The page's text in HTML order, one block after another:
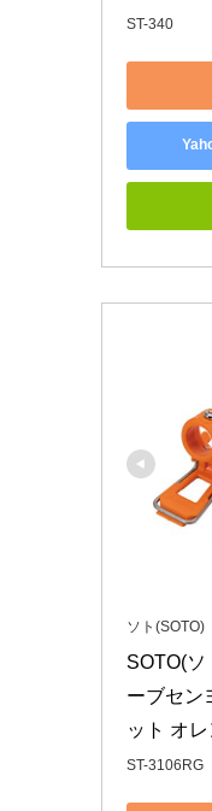
ST-340
ソト(SOTO)
SOTO(ソ
ーブセン
ット オ
ST-3106RG